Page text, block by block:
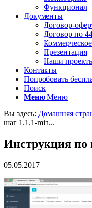
Функционал
Документы
Договор-
Договор по
Презентация
Наши
Контакты
Попробовать
Поиск
Меню Меню
Вы здесь: Домашняя
шаг 1.1.1-min...
Инструкция по
05.05.2017